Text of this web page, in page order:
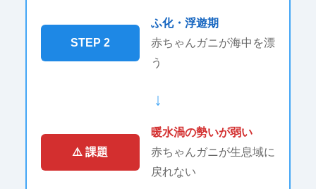
STEP 2
ふ化・浮遊期
赤ちゃんガニが海中を漂
う
↓
⚠️ 課題
暖水渦の勢いが弱い
赤ちゃんガニが生息域に
戻れない